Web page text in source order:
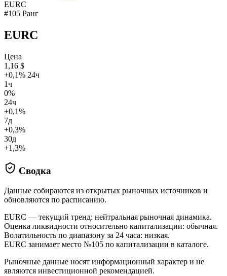
EURC
#105 Ранг
EURC
Цена
1,16 $
+0,1% 24ч
1ч
0%
24ч
+0,1%
7д
+0,3%
30д
+1,3%
Сводка
Данные собираются из открытых рыночных источников и
обновляются по расписанию.
EURC — текущий тренд: нейтральная рыночная динамика.
Оценка ликвидности относительно капитализации: обычная.
Волатильность по диапазону за 24 часа: низкая.
EURC занимает место №105 по капитализации в каталоге.
Рыночные данные носят информационный характер и не
являются инвестиционной рекомендацией.